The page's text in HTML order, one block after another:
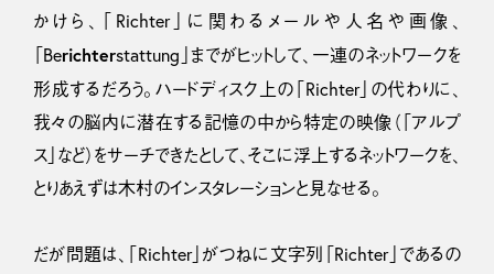
かけら、「Richter」に関わるメールや人名や画像、
「Berichterstattung」までがヒットして、一連のネットワークを
形成するだろう。ハードディスク上の「Richter」の代わりに、
我々の脳内に潜在する記憶の中から特定の映像（「アルプ
ス」など）をサーチできたとして、そこに浮上するネットワークを、
とりあえずは木村のインスタレーションと見なせる。
だが問題は、「Richter」がつねに文字列「Richter」であるの